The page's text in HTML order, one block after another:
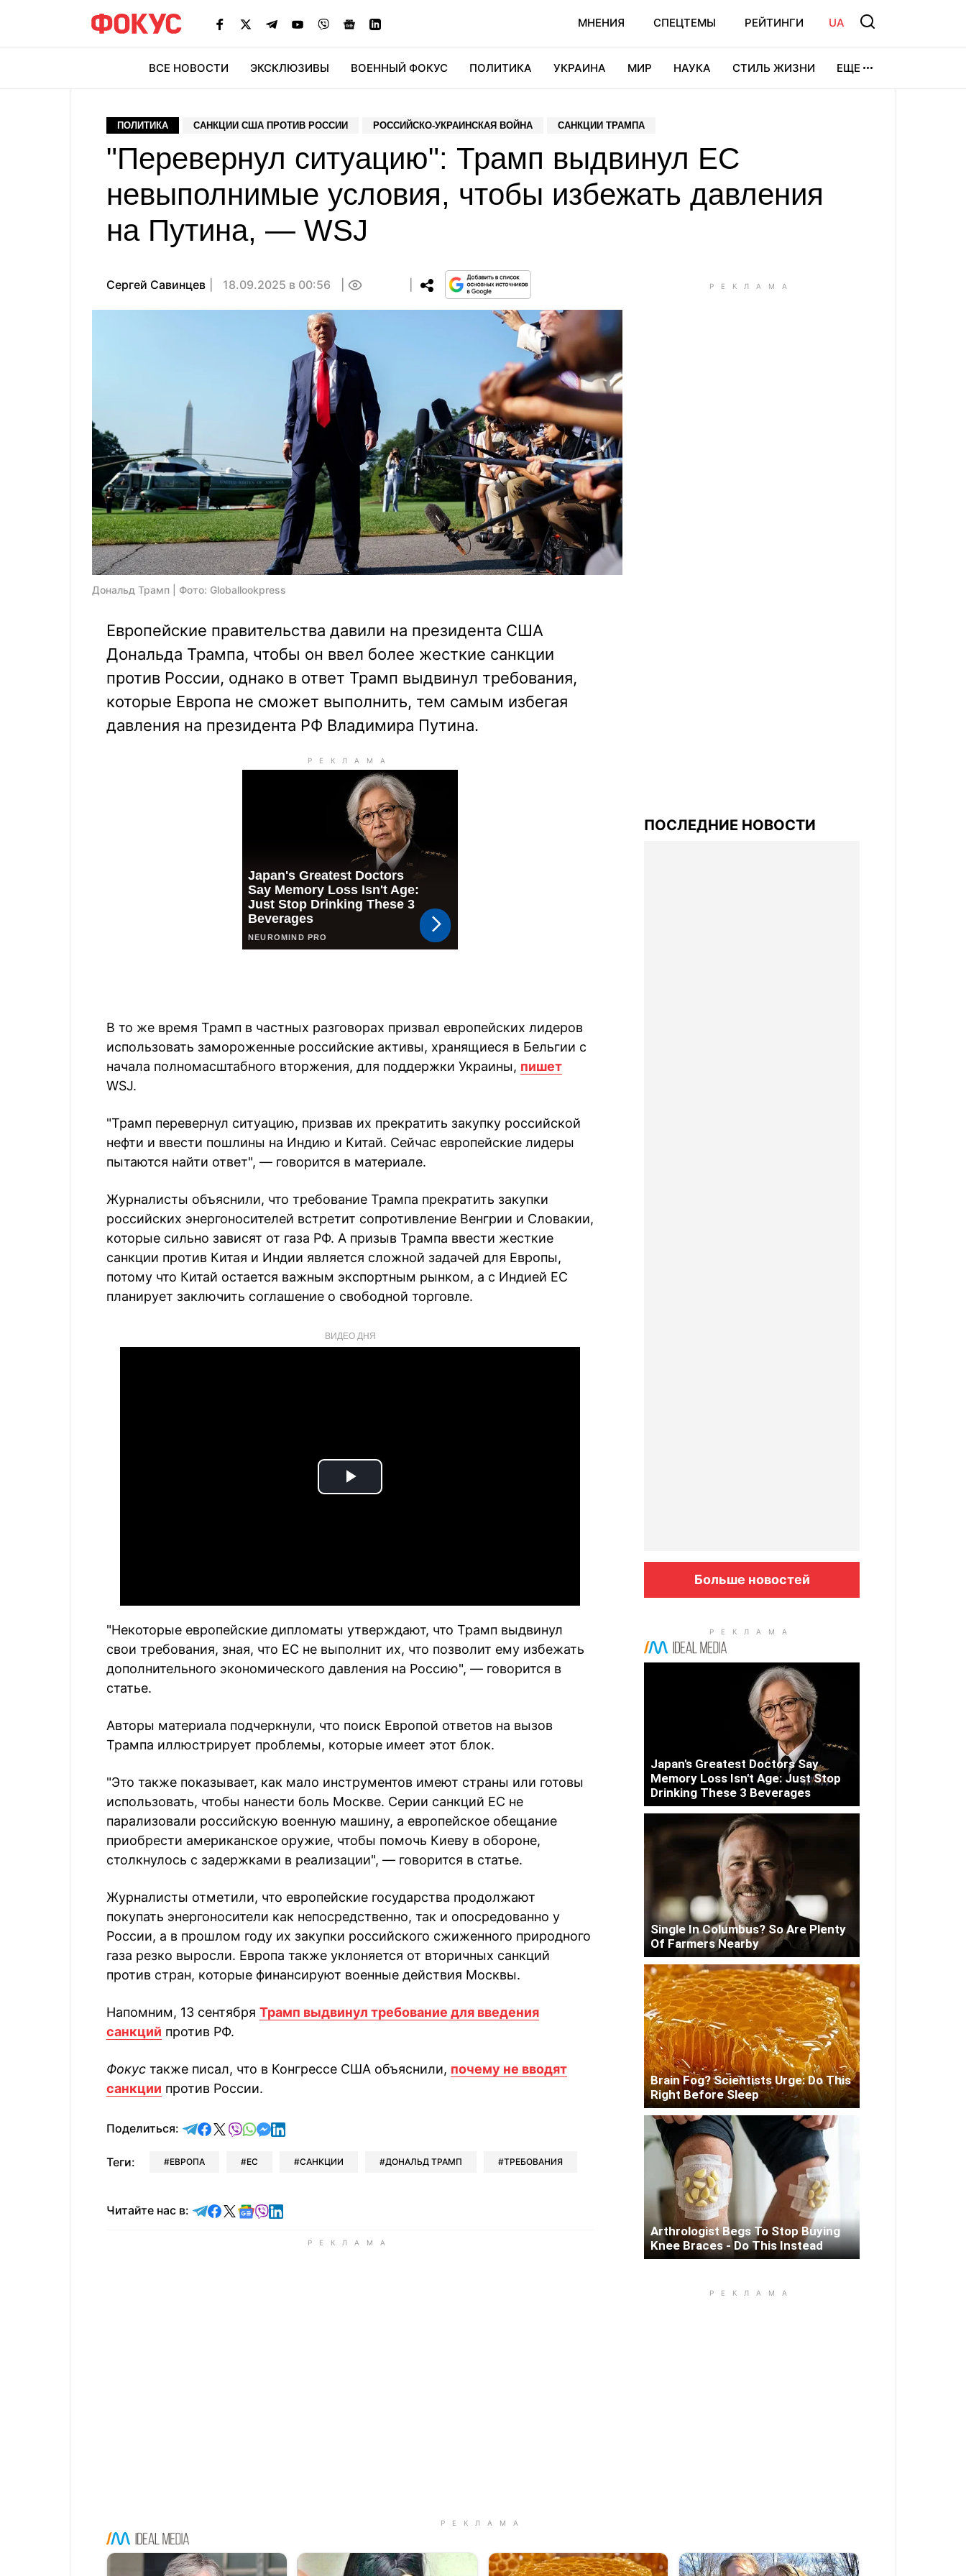
МНЕНИЯ СПЕЦТЕМЫ РЕЙТИНГИ UA
ВСЕ НОВОСТИ ЭКСКЛЮЗИВЫ ВОЕННЫЙ ФОКУС ПОЛИТИКА УКРАИНА МИР НАУКА СТИЛЬ ЖИЗНИ ЕЩЕ
ПОЛИТИКА САНКЦИИ США ПРОТИВ РОССИИ РОССИЙСКО-УКРАИНСКАЯ ВОЙНА САНКЦИИ ТРАМПА
"Перевернул ситуацию": Трамп выдвинул ЕС
невыполнимые условия, чтобы избежать давления
на Путина, — WSJ
Сергей Савинцев 18.09.2025 в 00:56
Дональд Трамп | Фото: Globallookpress
Европейские правительства давили на президента США
Дональда Трампа, чтобы он ввел более жесткие санкции
против России, однако в ответ Трамп выдвинул требования,
которые Европа не сможет выполнить, тем самым избегая
давления на президента РФ Владимира Путина.
В то же время Трамп в частных разговорах призвал европейских лидеров
использовать замороженные российские активы, хранящиеся в Бельгии с
начала полномасштабного вторжения, для поддержки Украины, пишет
WSJ.
"Трамп перевернул ситуацию, призвав их прекратить закупку российской
нефти и ввести пошлины на Индию и Китай. Сейчас европейские лидеры
пытаются найти ответ", — говорится в материале.
Журналисты объяснили, что требование Трампа прекратить закупки
российских энергоносителей встретит сопротивление Венгрии и Словакии,
которые сильно зависят от газа РФ. А призыв Трампа ввести жесткие
санкции против Китая и Индии является сложной задачей для Европы,
потому что Китай остается важным экспортным рынком, а с Индией ЕС
планирует заключить соглашение о свободной торговле.
ВИДЕО ДНЯ
Play
"Некоторые европейские дипломаты утверждают, что Трамп выдвинул
свои требования, зная, что ЕС не выполнит их, что позволит ему избежать
дополнительного экономического давления на Россию", — говорится в
статье.
Авторы материала подчеркнули, что поиск Европой ответов на вызов
Трампа иллюстрирует проблемы, которые имеет этот блок.
"Это также показывает, как мало инструментов имеют страны или готовы
использовать, чтобы нанести боль Москве. Серии санкций ЕС не
парализовали российскую военную машину, а европейское обещание
приобрести американское оружие, чтобы помочь Киеву в обороне,
столкнулось с задержками в реализации", — говорится в статье.
Журналисты отметили, что европейские государства продолжают
покупать энергоносители как непосредственно, так и опосредованно у
России, а в прошлом году их закупки российского сжиженного природного
газа резко выросли. Европа также уклоняется от вторичных санкций
против стран, которые финансируют военные действия Москвы.
Напомним, 13 сентября Трамп выдвинул требование для введения
санкций против РФ.
Фокус также писал, что в Конгрессе США объяснили, почему не вводят
санкции против России.
Поделиться: отправить в Telegram
поделиться в Facebook
поделиться в X
отправить в Viber
отправить в Whatsapp
отправить в Messenger
отправить в LinkedIn
Теги: ЕВРОПА ЕС САНКЦИИ ДОНАЛЬД ТРАМП ТРЕБОВАНИЯ
Читайте нас в: Читайте в Telegram
Читайте в Facebook
Читайте в X
Читайте в Google news
Читайте в Viber
Читайте в LinkedIn
ПОСЛЕДНИЕ НОВОСТИ
Больше новостей